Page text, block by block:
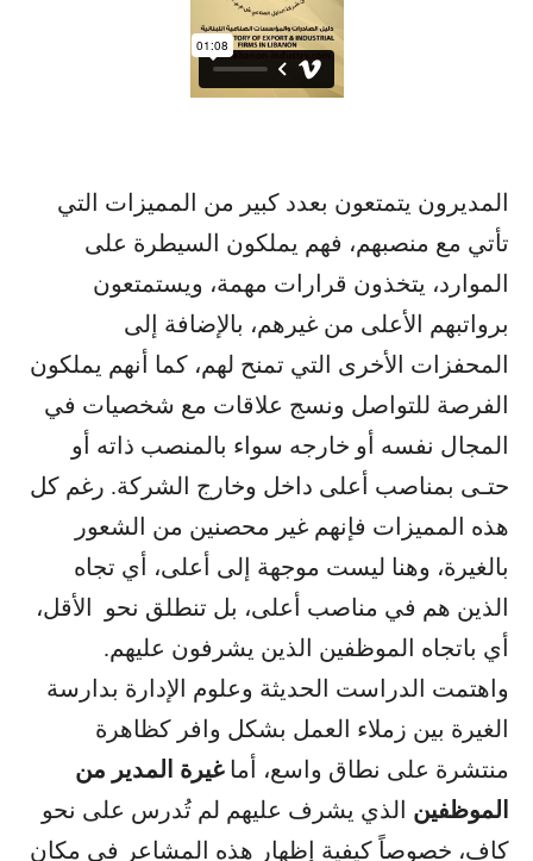
المديرون يتمتعون بعدد كبير من المميزات التي
تأتي مع منصبهم، فهم يملكون السيطرة على
الموارد، يتخذون قرارات مهمة، ويستمتعون
برواتبهم الأعلى من غيرهم، بالإضافة إلى
المحفزات الأخرى التي تمنح لهم، كما أنهم يملكون
الفرصة للتواصل ونسج علاقات مع شخصيات في
المجال نفسه أو خارجه سواء بالمنصب ذاته أو
حتـى بمناصب أعلى داخل وخارج الشركة. رغم كل
هذه المميزات فإنهم غير محصنين من الشعور
بالغيرة، وهنا ليست موجهة إلى أعلى، أي تجاه
الذين هم في مناصب أعلى، بل تنطلق نحو الأقل،
أي باتجاه الموظفين الذين يشرفون عليهم.
واهتمت الدراست الحديثة وعلوم الإدارة بدارسة
الغيرة بين زملاء العمل بشكل وافر كظاهرة
منتشرة على نطاق واسع، أماغيرة المدير من
الموظفين الذي يشرف عليهم لم تُدرس على نحو
كافٍ، خصوصاً كيفية إظهار هذه المشاعر في مكان